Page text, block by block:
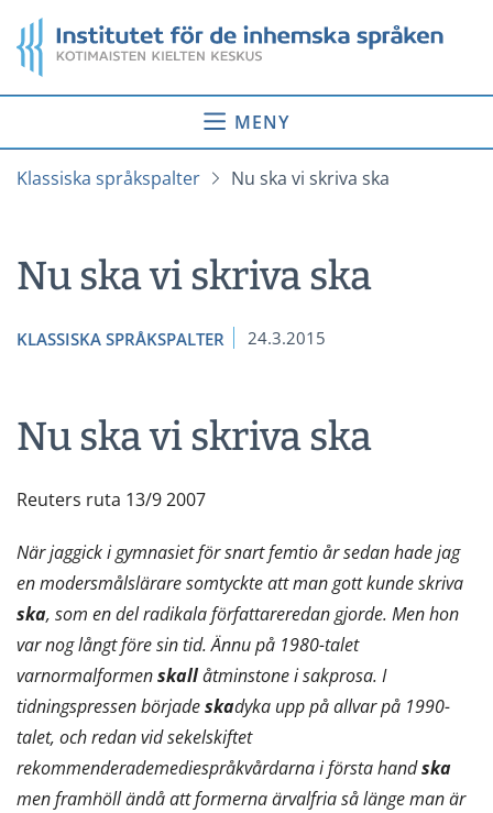
till
innehåll
Startsida
MENY
Klassiska språkspalter Nu ska vi skriva ska
Nu ska vi skriva ska
KLASSISKA SPRÅKSPALTER 24.3.2015
Nu ska vi skriva ska
Reuters ruta 13/9 2007
När jaggick i gymnasiet för snart femtio år sedan hade jag
en modersmålslärare somtyckte att man gott kunde skriva
ska, som en del radikala författareredan gjorde. Men hon
var nog långt före sin tid. Ännu på 1980-talet
varnormalformenskallåtminstone i sakprosa. I
tidningspressen börjadeskadyka upp på allvar på 1990-
talet, och redan vid sekelskiftet
rekommenderademediespråkvårdarna i första handska
men framhöll ändå att formerna ärvalfria så länge man är